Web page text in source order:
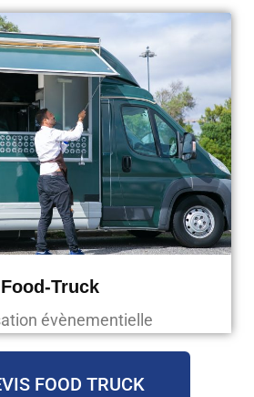
Food-Truck
évènementielle
FOOD TRUCK